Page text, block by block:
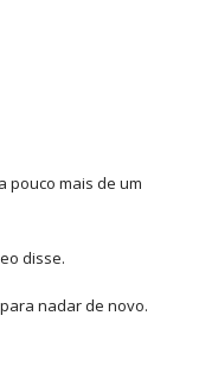
pouco mais de um
disse.
nadar de novo.